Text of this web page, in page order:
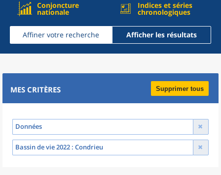
Conjoncture
nationale
Indices et séries
chronologiques
Affiner votre recherche Afficher les résultats
MES CRITÈRES Supprimer tous
Données
Bassin de vie 2022 : Condrieu